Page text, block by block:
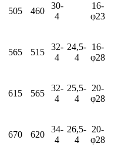
505 460
30-
4
16-
φ23
565 515
32-
4
24,5-
4
16-
φ28
615 565
32-
4
25,5-
4
20-
φ28
670 620
34-
4
26,5-
4
20-
φ28